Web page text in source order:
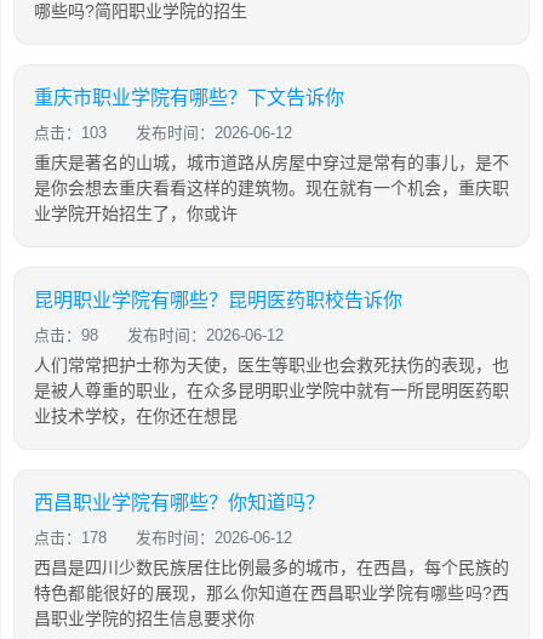
哪些吗?简阳职业学院的招生
重庆市职业学院有哪些？下文告诉你
点击：103 发布时间：2026-06-12
重庆是著名的山城，城市道路从房屋中穿过是常有的事儿，是不
是你会想去重庆看看这样的建筑物。现在就有一个机会，重庆职
业学院开始招生了，你或许
昆明职业学院有哪些？昆明医药职校告诉你
点击：98 发布时间：2026-06-12
人们常常把护士称为天使，医生等职业也会救死扶伤的表现，也
是被人尊重的职业，在众多昆明职业学院中就有一所昆明医药职
业技术学校，在你还在想昆
西昌职业学院有哪些？你知道吗？
点击：178 发布时间：2026-06-12
西昌是四川少数民族居住比例最多的城市，在西昌，每个民族的
特色都能很好的展现，那么你知道在西昌职业学院有哪些吗?西
昌职业学院的招生信息要求你